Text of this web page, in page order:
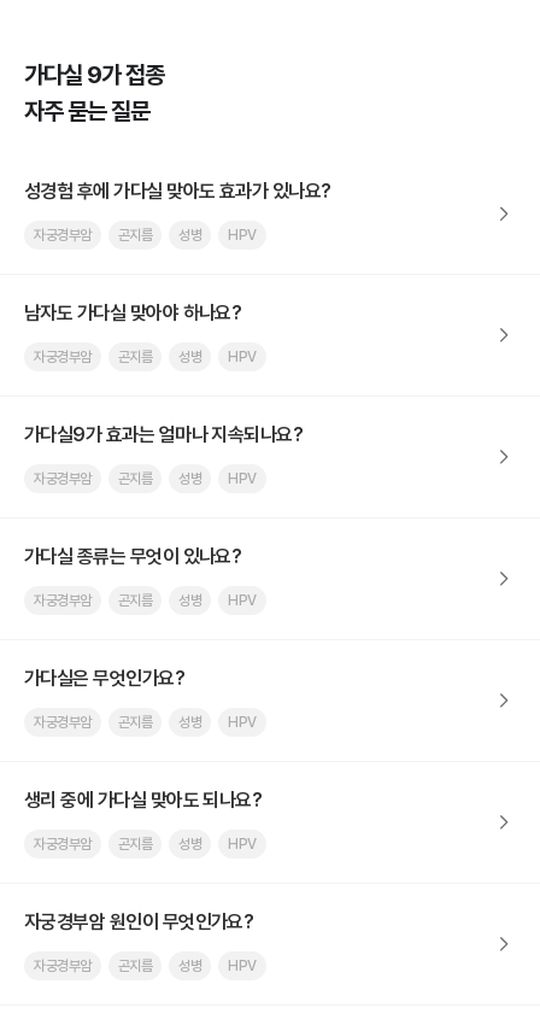
가다실 9가 접종
자주 묻는 질문
성경험 후에 가다실 맞아도 효과가 있나요?
자궁경부암 곤지름 성병 HPV
남자도 가다실 맞아야 하나요?
자궁경부암 곤지름 성병 HPV
가다실9가 효과는 얼마나 지속되나요?
자궁경부암 곤지름 성병 HPV
가다실 종류는 무엇이 있나요?
자궁경부암 곤지름 성병 HPV
가다실은 무엇인가요?
자궁경부암 곤지름 성병 HPV
생리 중에 가다실 맞아도 되나요?
자궁경부암 곤지름 성병 HPV
자궁경부암 원인이 무엇인가요?
자궁경부암 곤지름 성병 HPV